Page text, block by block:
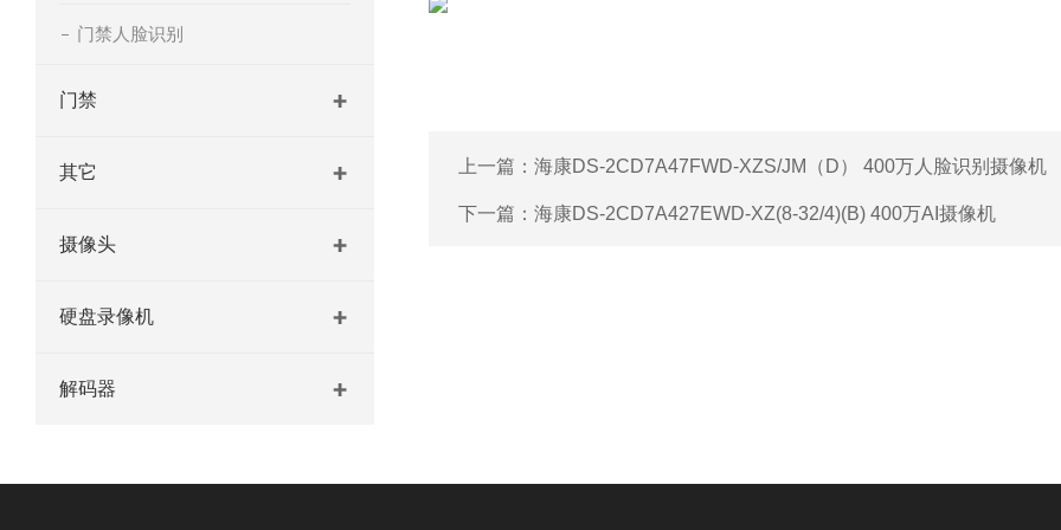
门禁人脸识别
门禁
其它
摄像头
硬盘录像机
解码器
上一篇： 海康DS-2CD7A47FWD-XZS/JM（D） 400万人脸识别摄像机
下一篇： 海康DS-2CD7A427EWD-XZ(8-32/4)(B) 400万AI摄像机